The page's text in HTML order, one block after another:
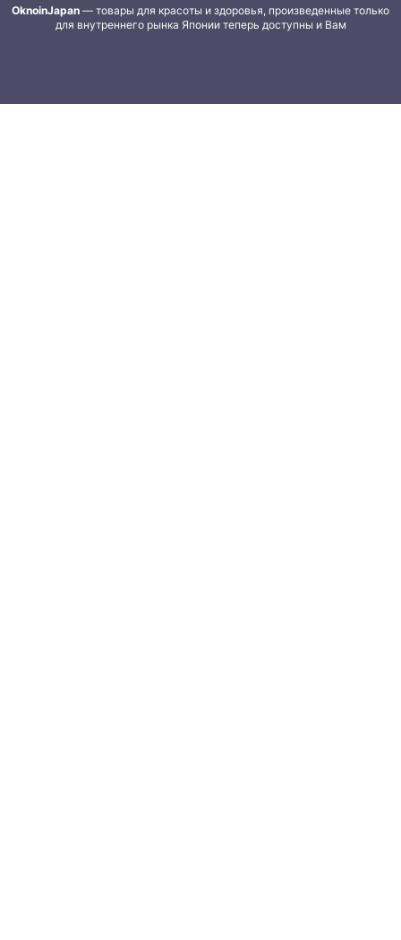
OknoinJapan — товары для красоты и здоровья, произведенные только
для внутреннего рынка Японии теперь доступны и Вам